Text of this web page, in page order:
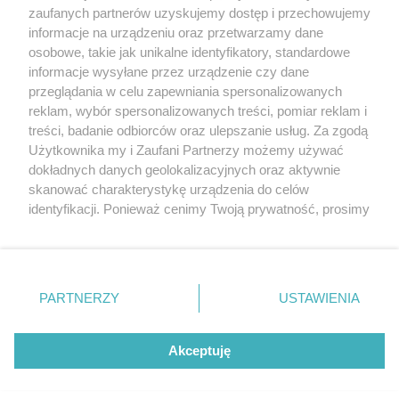
Więcej
20. urodzin portalu
wSzczecinie.pl
Regulamin konkursów
śniadaniówka "Hej
Szczecin! Jest piątek!"
Partnerzy
Praca Szczecin
© 2026 wSzczecinie.pl
Created by GOD
zaufanych partnerów uzyskujemy dostęp i przechowujemy
informacje na urządzeniu oraz przetwarzamy dane
osobowe, takie jak unikalne identyfikatory, standardowe
informacje wysyłane przez urządzenie czy dane
przeglądania w celu zapewniania spersonalizowanych
reklam, wybór spersonalizowanych treści, pomiar reklam i
treści, badanie odbiorców oraz ulepszanie usług. Za zgodą
Użytkownika my i Zaufani Partnerzy możemy używać
dokładnych danych geolokalizacyjnych oraz aktywnie
skanować charakterystykę urządzenia do celów
identyfikacji. Ponieważ cenimy Twoją prywatność, prosimy
prywatności znajdujący się w lewym dolnym rogu strony
. Niektóre rodzaje przetwarzania danych nie wymagają
takiemu przetwarzaniu. Preferencje będą miały
zastosowania tylko na tej witrynie.
PARTNERZY USTAWIENIA
Akceptuję